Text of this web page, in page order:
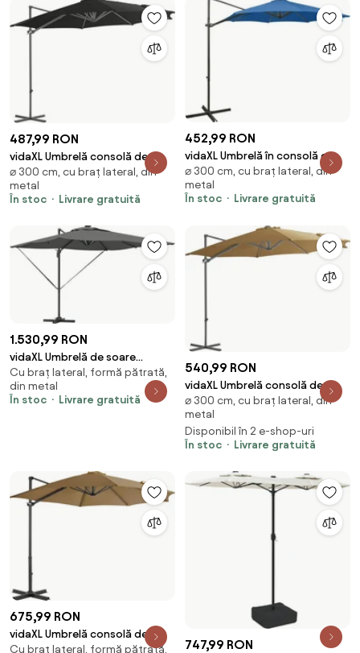
487,99 RON
vidaXL Umbrelă consolă de
grădină, stâlp din oțel, negru,
300 cm
⌀ 300 cm, cu braț lateral, din
metal
În stoc
Livrare gratuită
452,99 RON
vidaXL Umbrelă în consolă cu
stâlp și LED-uri, albastru azur,
300 cm
⌀ 300 cm, cu braț lateral, din
metal
În stoc
Livrare gratuită
1.530,99 RON
vidaXL Umbrelă de soare
Antracit 286 x 284 x 270 cm
Cu braț lateral, formă pătrată,
din metal
În stoc
Livrare gratuită
540,99 RON
vidaXL Umbrelă consolă de
grădină, stâlp din oțel, taupe,
300 cm
⌀ 300 cm, cu braț lateral, din
metal
Disponibil în 2 e-shop-uri
În stoc
Livrare gratuită
675,99 RON
vidaXL Umbrelă consolă de
grădină, stâlp din aluminiu,
Cu braț lateral, formă pătrată, 747,99 RON